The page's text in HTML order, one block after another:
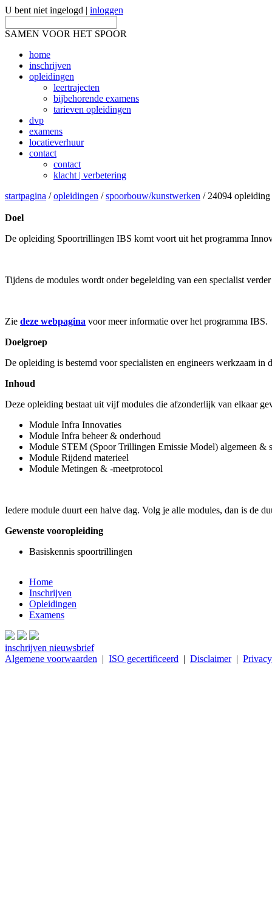
U bent niet ingelogd | inloggen
SAMEN VOOR HET SPOOR
home
inschrijven
opleidingen
leertrajecten
bijbehorende examens
tarieven opleidingen
dvp
examens
locatieverhuur
contact
contact
klacht | verbetering
startpagina /opleidingen /spoorbouw/kunstwerken / 24094
Doel
De opleiding Spoortrillingen IBS komt voort uit het programma
Tijdens de modules wordt onder begeleiding van een specialist
Zie deze webpagina voor meer informatie over het programma IBS.
Doelgroep
De opleiding is bestemd voor specialisten en engineers werkzaam in
Inhoud
Deze opleiding bestaat uit vijf modules die afzonderlijk van elkaar
Module Infra Innovaties
Module Infra beheer & onderhoud
Module STEM (Spoor Trillingen Emissie Model) algemeen &
Module Rijdend materieel
Module Metingen & -meetprotocol
Iedere module duurt een halve dag. Volg je alle modules, dan is de
Gewenste vooropleiding
Basiskennis spoortrillingen
Home
Inschrijven
Opleidingen
Examens
inschrijven nieuwsbrief
Algemene voorwaarden | ISO gecertificeerd | Disclaimer|